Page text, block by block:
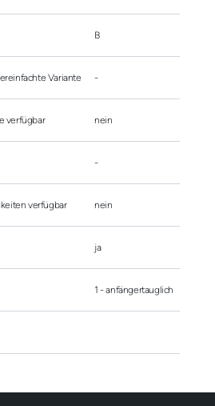
B
Variante -
verfügbar nein
-
verfügbar nein
ja
1 - anfängertauglich